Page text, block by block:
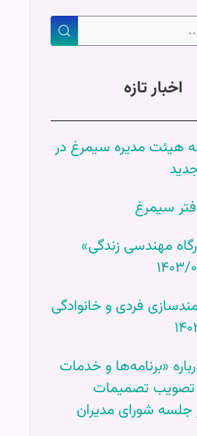
اخبار تازه
هیئت مدیره سیمرغ در
سیمرغ
مهندسی زندگی»
فردی و خانوادگی
«برنامه‌ها و خدمات
تصمیمات
جلسه شورای مدیران